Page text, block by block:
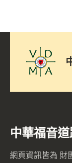
中華福音
網頁資訊皆為 財